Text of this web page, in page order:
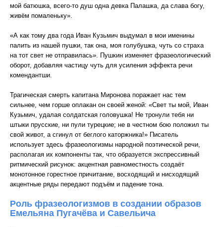
мой батюшка, всего-то душ одна девка Палашка, да слава богу,
живём помаленьку».
«А как тому два года Иван Кузьмич выдумал в мои именины
палить из нашей пушки, так она, моя голубушка, чуть со страха
на тот свет не отправилась». Пушкин изменяет фразеологический
оборот, добавляя частицу чуть для усиления эффекта речи
комендантши.
Трагическая смерть капитана Миронова поражает нас тем
сильнее, чем горше оплакан он своей женой: «Свет ты мой, Иван
Кузьмич, удалая солдатская головушка! Не тронули тебя ни
штыки прусские, ни пули турецкие; не в честном бою положил ты
свой живот, а сгинул от беглого каторжника!» Писатель
использует здесь фразеологизмы народной поэтической речи,
располагая их компоненты так, что образуется экспрессивный
ритмический рисунок: акцентная равноместность создаёт
монотонное горестное причитание, восходящий и нисходящий
акцентные ряды передают подъём и падение тона.
Роль фразеологизмов в создании образов
Емельяна Пугачёва и Савельича